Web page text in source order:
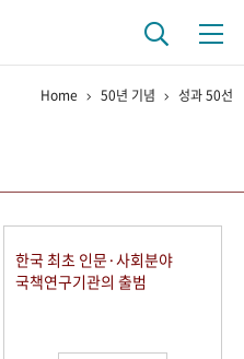
역사
연구자들
Home 50년 기념 성과 50선
한국 최초 인문·사회분야
국책연구기관의 출범